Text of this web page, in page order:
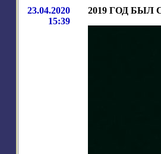
23.04.2020
15:39
2019 ГОД